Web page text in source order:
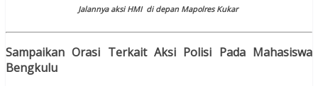
Jalannya aksi HMI di depan Mapolres Kukar
Sampaikan Orasi TerkaitAksi Polisi Pada Mahasiswa
Bengkulu